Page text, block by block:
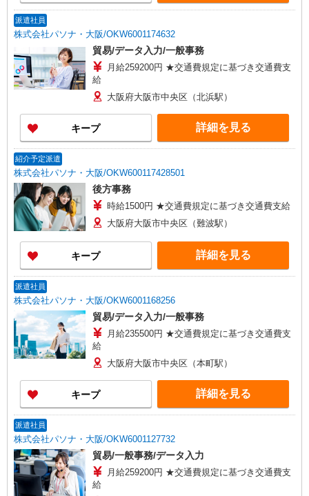
※賞与は支給対象期間を通じて勤務した場合の想
後の昇給額は、昇格・職務成果等の状況に応じて
変動 ※将来的なステップアップにより、記載金額
以上の昇給も可能
間を考慮し、希望職務等も踏まえながら配属先を
派遣社員
株式会社パソナ・大阪/OKW6001174632
貿易/データ入力/一般事務
月給259200円 ★交通費規定に基づき交通費支
給
大阪府大阪市中央区（北浜駅）
キープ 詳細を見る
紹介予定派遣
株式会社パソナ・大阪/OKW600117428501
後方事務
時給1500円 ★交通費規定に基づき交通費支給
大阪府大阪市中央区（難波駅）
キープ 詳細を見る
派遣社員
株式会社パソナ・大阪/OKW6001168256
貿易/データ入力/一般事務
月給235500円 ★交通費規定に基づき交通費支
給
大阪府大阪市中央区（本町駅）
キープ 詳細を見る
派遣社員
株式会社パソナ・大阪/OKW6001127732
貿易/一般事務/データ入力
月給259200円 ★交通費規定に基づき交通費支
給